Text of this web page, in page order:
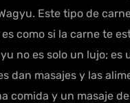
Este tipo de
como si la carne te
no es solo un lujo;
dan masajes y las
comida y un masaje